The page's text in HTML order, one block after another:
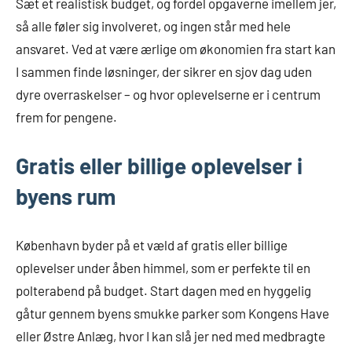
Sæt et realistisk budget, og fordel opgaverne imellem jer,
så alle føler sig involveret, og ingen står med hele
ansvaret. Ved at være ærlige om økonomien fra start kan
I sammen finde løsninger, der sikrer en sjov dag uden
dyre overraskelser – og hvor oplevelserne er i centrum
frem for pengene.
Gratis eller billige oplevelser i
byens rum
København byder på et væld af gratis eller billige
oplevelser under åben himmel, som er perfekte til en
polterabend på budget. Start dagen med en hyggelig
gåtur gennem byens smukke parker som Kongens Have
eller Østre Anlæg, hvor I kan slå jer ned med medbragte